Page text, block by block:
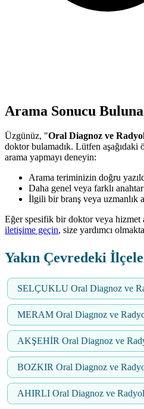
Arama Sonucu
Üzgünüz, "Oral Diagnoz ve
doktor bulamadık. Lütfen
arama yapmayı deneyin:
Arama teriminizin doğru
Daha genel veya farklı
İlgili bir branş veya uzmanlık
Eğer spesifik bir doktor veya hizmet
iletişime geçin, size yardımcı
Yakın Çevredeki
SELÇUKLU Oral Diagnoz ve
MERAM Oral Diagnoz ve
AKŞEHİR Oral Diagnoz ve
BOZKIR Oral Diagnoz ve
AHIRLI Oral Diagnoz ve